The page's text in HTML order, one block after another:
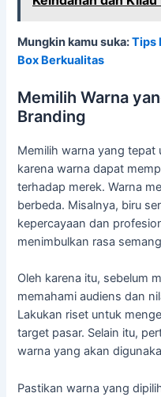
Mungkin kamu suka:Tips
Box Berkualitas
Memilih Warna
Branding
Memilih warna yang
karena warna dapat
terhadap merek. Warna
berbeda. Misalnya, biru
kepercayaan dan
menimbulkan rasa
Oleh karena itu, sebelum
memahami audiens dan
Lakukan riset untuk
target pasar. Selain itu,
warna yang akan
Pastikan warna yang